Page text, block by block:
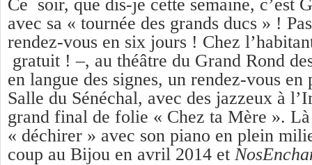
Ce soir, que dis-je cette semaine, c’est
avec sa « tournée des grands ducs » !
rendez-vous en six jours ! Chez
gratuit ! –, au théâtre du Grand Rond
en langue des signes, un rendez-vous
Salle du Sénéchal, avec des jazzeux à
grand final de folie « Chez ta Mère ».
« déchirer » avec son piano en plein
coup au Bijou en avril 2014 et